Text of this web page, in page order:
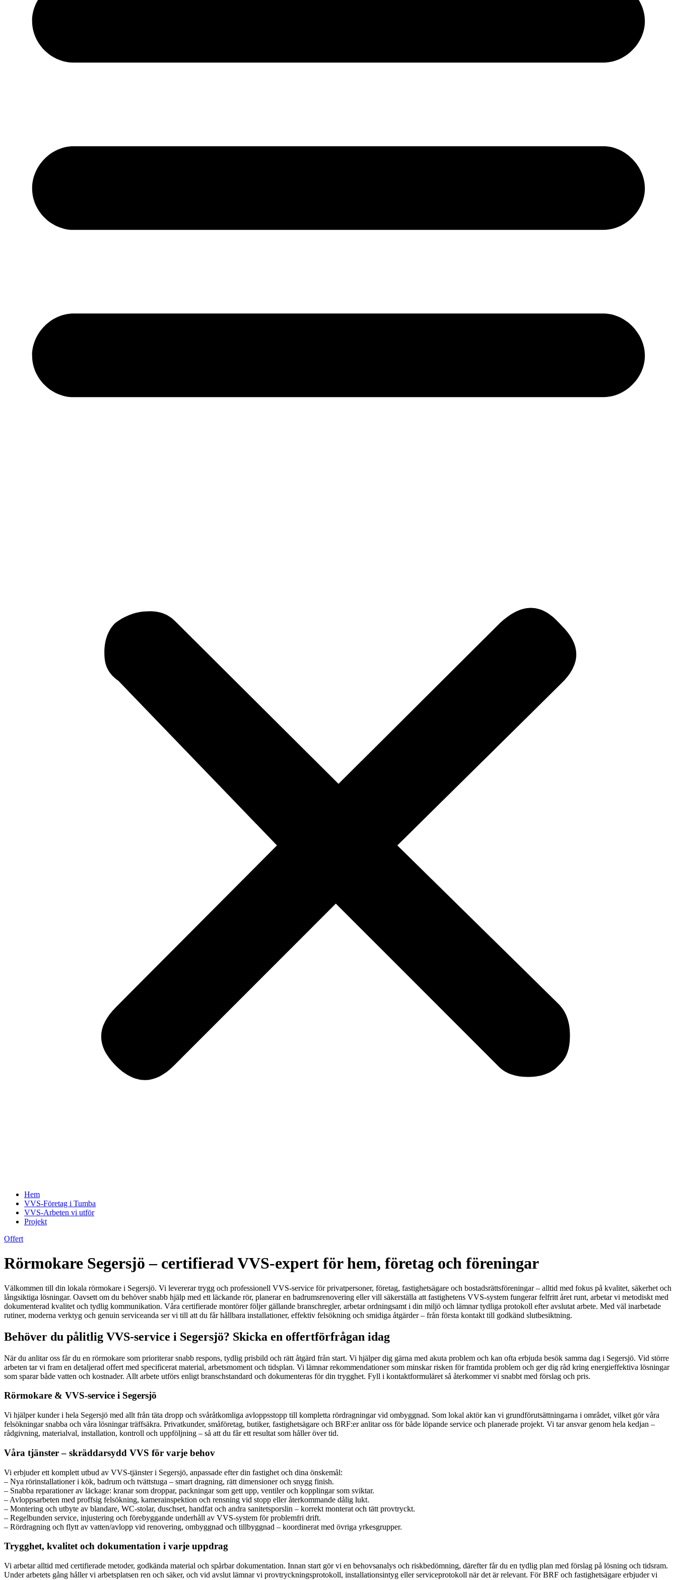
Hem
VVS-Företag i Tumba
VVS-Arbeten vi utför
Projekt
Offert
Rörmokare Segersjö – certifierad VVS-expert för hem, företag och föreningar
Välkommen till din lokala rörmokare i Segersjö. Vi levererar trygg och professionell VVS-service för privatpersoner, företag, fastighetsägare och bostadsrättsföreningar – alltid med fokus på kvalitet, säkerhet och
långsiktiga lösningar. Oavsett om du behöver snabb hjälp med ett läckande rör, planerar en badrumsrenovering eller vill säkerställa att fastighetens VVS-system fungerar felfritt året runt, arbetar vi metodiskt med
dokumenterad kvalitet och tydlig kommunikation. Våra certifierade montörer följer gällande branschregler, arbetar ordningsamt i din miljö och lämnar tydliga protokoll efter avslutat arbete. Med väl inarbetade
rutiner, moderna verktyg och genuin serviceanda ser vi till att du får hållbara installationer, effektiv felsökning och smidiga åtgärder – från första kontakt till godkänd slutbesiktning.
Behöver du pålitlig VVS-service i Segersjö? Skicka en offertförfrågan idag
När du anlitar oss får du en rörmokare som prioriterar snabb respons, tydlig prisbild och rätt åtgärd från start. Vi hjälper dig gärna med akuta problem och kan ofta erbjuda besök samma dag i Segersjö. Vid större
arbeten tar vi fram en detaljerad offert med specificerat material, arbetsmoment och tidsplan. Vi lämnar rekommendationer som minskar risken för framtida problem och ger dig råd kring energieffektiva lösningar
som sparar både vatten och kostnader. Allt arbete utförs enligt branschstandard och dokumenteras för din trygghet. Fyll i kontaktformuläret så återkommer vi snabbt med förslag och pris.
Rörmokare & VVS-service i Segersjö
Vi hjälper kunder i hela Segersjö med allt från täta dropp och svåråtkomliga avloppsstopp till kompletta rördragningar vid ombyggnad. Som lokal aktör kan vi grundförutsättningarna i området, vilket gör våra
felsökningar snabba och våra lösningar träffsäkra. Privatkunder, småföretag, butiker, fastighetsägare och BRF:er anlitar oss för både löpande service och planerade projekt. Vi tar ansvar genom hela kedjan –
rådgivning, materialval, installation, kontroll och uppföljning – så att du får ett resultat som håller över tid.
Våra tjänster – skräddarsydd VVS för varje behov
Vi erbjuder ett komplett utbud av VVS-tjänster i Segersjö, anpassade efter din fastighet och dina önskemål:
– Nya rörinstallationer i kök, badrum och tvättstuga – smart dragning, rätt dimensioner och snygg finish.
– Snabba reparationer av läckage: kranar som droppar, packningar som gett upp, ventiler och kopplingar som sviktar.
– Avloppsarbeten med proffsig felsökning, kamerainspektion och rensning vid stopp eller återkommande dålig lukt.
– Montering och utbyte av blandare, WC-stolar, duschset, handfat och andra sanitetsporslin – korrekt monterat och tätt provtryckt.
– Regelbunden service, injustering och förebyggande underhåll av VVS-system för problemfri drift.
– Rördragning och flytt av vatten/avlopp vid renovering, ombyggnad och tillbyggnad – koordinerat med övriga yrkesgrupper.
Trygghet, kvalitet och dokumentation i varje uppdrag
Vi arbetar alltid med certifierade metoder, godkända material och spårbar dokumentation. Innan start gör vi en behovsanalys och riskbedömning, därefter får du en tydlig plan med förslag på lösning och tidsram.
Under arbetets gång håller vi arbetsplatsen ren och säker, och vid avslut lämnar vi provtryckningsprotokoll, installationsintyg eller serviceprotokoll när det är relevant. För BRF och fastighetsägare erbjuder vi